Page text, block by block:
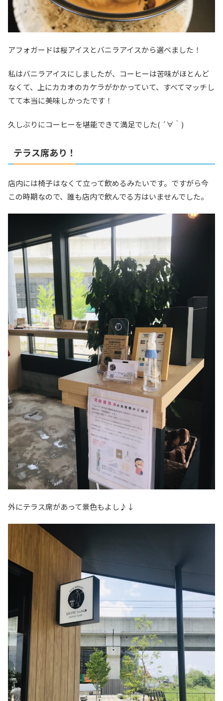
アフォガードは桜アイスとバニラアイスから選べました！
私はバニラアイスにしましたが、コーヒーは苦味がほとんど
なくて、上にカカオのカケラがかかっていて、すべてマッチし
てて本当に美味しかったです！
久しぶりにコーヒーを堪能できて満足でした( ´∀｀)
テラス席あり！
店内には椅子はなくて立って飲めるみたいです。ですがら今
この時期なので、誰も店内で飲んでる方はいませんでした。
外にテラス席があって景色もよし♪↓